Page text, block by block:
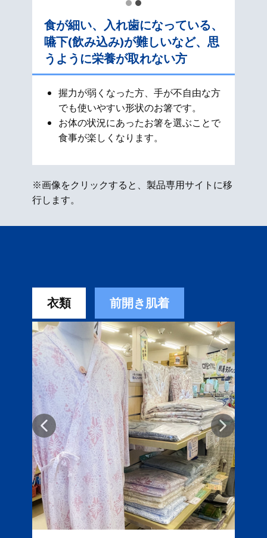
食が細い、入れ歯になっている、
嚥下(飲み込み)が難しいなど、思
うように栄養が取れない方
握力が弱くなった方、手が不自由な方
でも使いやすい形状のお箸です。
お体の状況にあったお箸を選ぶことで
食事が楽しくなります。
※画像をクリックすると、製品専用サイトに移
行します。
衣類 前開き肌着